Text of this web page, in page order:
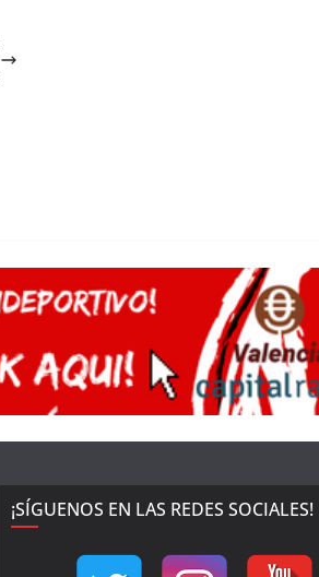
¡SÍGUENOS EN LAS REDES SOCIALES!